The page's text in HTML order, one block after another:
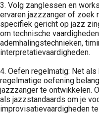
3. Volg zanglessen en
ervaren jazzzanger of zoek
specifiek gericht op jazz
om technische
ademhalingstechnieken,
interpretatievaardigheden.
4. Oefen regelmatig: Net
regelmatige oefening
jazzzanger te ontwikkelen.
als jazzstandaards om je
improvisatievaardigheden